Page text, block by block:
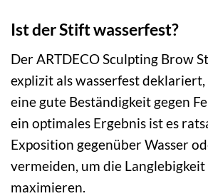
Ist der Stift wasserfest?
Der ARTDECO Sculpting Brow
explizit als wasserfest
eine gute Beständigkeit gegen
ein optimales Ergebnis ist es
Exposition gegenüber Wasser
vermeiden, um die Langlebigkeit
maximieren.